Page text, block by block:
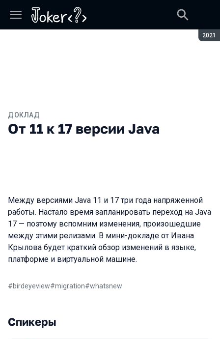
2021
ДОКЛАД
От 11 к 17 версии Java
Между версиями Java 11 и 17 три года напряженной
работы. Настало время запланировать переход на Java
17 — поэтому вспомним изменения, произошедшие
между этими релизами. В мини-докладе от Ивана
Крылова будет краткий обзор изменений в языке,
платформе и виртуальной машине.
#birdeyeview#migration#whatsnew
Спикеры